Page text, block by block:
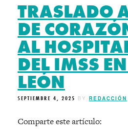
TRASLADO
DE
AL
DEL IMSS
LEÓN
SEPTIEMBRE 4, 2025 BY REDACCIÓN
Comparte este artículo: